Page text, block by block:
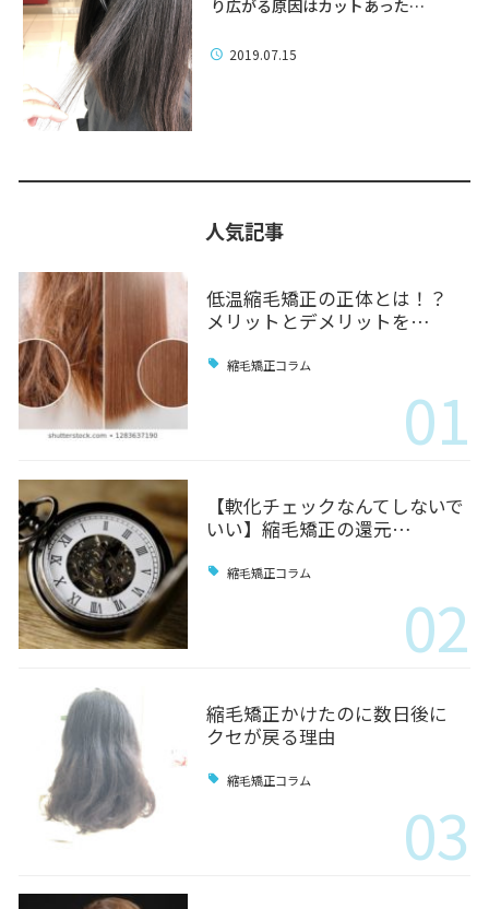
り広がる原因はカットあった…
2019.07.15
人気記事
低温縮毛矯正の正体とは！？
メリットとデメリットを…
縮毛矯正コラム
01
【軟化チェックなんてしないで
いい】縮毛矯正の還元…
縮毛矯正コラム
02
縮毛矯正かけたのに数日後に
クセが戻る理由
縮毛矯正コラム
03